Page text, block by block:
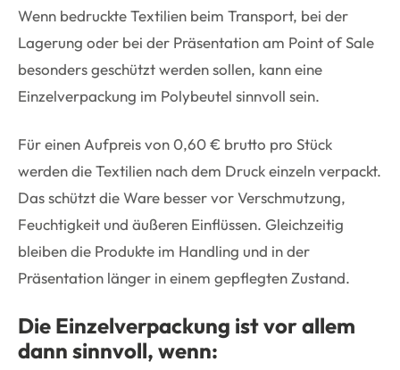
Wenn bedruckte Textilien beim Transport, bei der
Lagerung oder bei der Präsentation am Point of Sale
besonders geschützt werden sollen, kann eine
Einzelverpackung im Polybeutel sinnvoll sein.
Für einen Aufpreis von 0,60 € brutto pro Stück
werden die Textilien nach dem Druck einzeln verpackt.
Das schützt die Ware besser vor Verschmutzung,
Feuchtigkeit und äußeren Einflüssen. Gleichzeitig
bleiben die Produkte im Handling und in der
Präsentation länger in einem gepflegten Zustand.
Die Einzelverpackung ist vor allem
dann sinnvoll, wenn: